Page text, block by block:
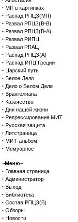
· МП в картинках
· Распад РПЦЗ(МП)
· Развал РПЦЗ(В-В)
· Развал РПЦЗ(В-А)
· Развал РИПЦ
· Развал РПАЦ
· Распад РПЦЗ(А)
· Распад ИПЦ Греции
· Царский путь
· Белое Дело
· Дело о Белом Деле
· Врангелиана
· Казачество
· Дни нашей жизни
· Репрессирование МИТ
· Русская защита
· Литстраница
· МИТ-альбом
· Мемуарное
~Меню~
· Главная страница
· Администратор
· Выход
· Библиотека
· Состав РПЦЗ(В)
· Обзоры
· Новости